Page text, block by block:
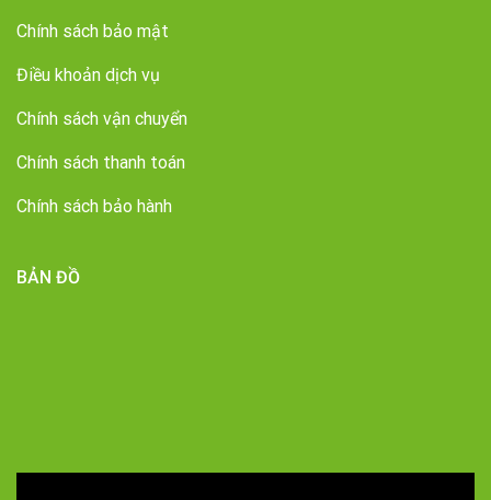
Chính sách bảo mật
Điều khoản dịch vụ
Chính sách vận chuyển
Chính sách thanh toán
Chính sách bảo hành
BẢN ĐỒ